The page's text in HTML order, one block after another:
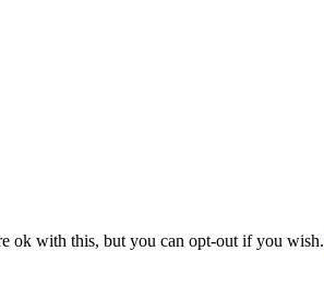
ok with this, but you can opt-out if you wish.